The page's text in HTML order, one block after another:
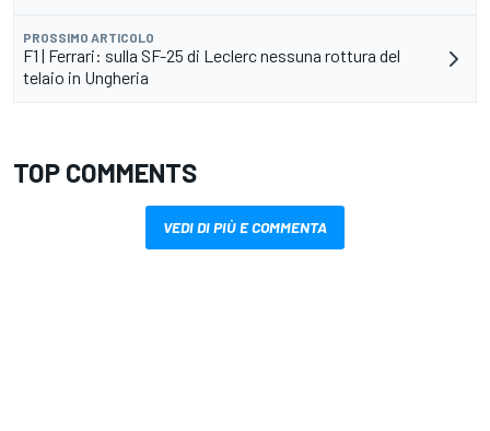
PROSSIMO ARTICOLO
F1 | Ferrari: sulla SF-25 di Leclerc nessuna rottura del
telaio in Ungheria
TOP COMMENTS
VEDI DI PIÙ E COMMENTA